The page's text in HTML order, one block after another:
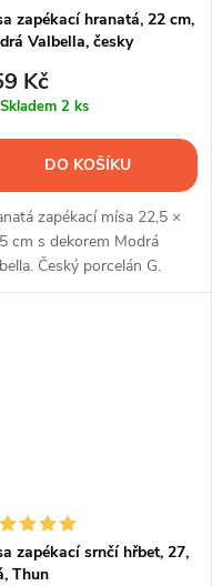
zapékací hranatá, 22 cm,
Valbella, česky
Kč
Skladem 2 ks
DO KOŠÍKU
zapékací mísa 22,5 ×
cm s dekorem Modrá
Český porcelán G.
pro pečení, zapékání i
zapékací srnčí hřbet, 27,
Thun